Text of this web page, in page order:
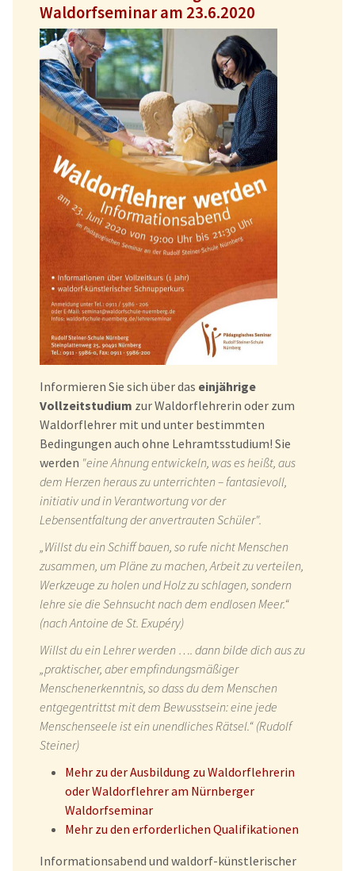
Waldorfseminar am 23.6.2020
Informieren Sie sich über das einjährige
Vollzeitstudium zur Waldorflehrerin oder zum
Waldorflehrer mit und unter bestimmten
Bedingungen auch ohne Lehramtsstudium! Sie
werden "eine Ahnung entwickeln, was es heißt, aus
dem Herzen heraus zu unterrichten – fantasievoll,
initiativ und in Verantwortung vor der
Lebensentfaltung der anvertrauten Schüler".
„Willst du ein Schiff bauen, so rufe nicht Menschen
zusammen, um Pläne zu machen, Arbeit zu verteilen,
Werkzeuge zu holen und Holz zu schlagen, sondern
lehre sie die Sehnsucht nach dem endlosen Meer.“
(nach Antoine de St. Exupéry)
Willst du ein Lehrer werden …. dann bilde dich aus zu
„praktischer, aber empfindungsmäßiger
Menschenerkenntnis, so dass du dem Menschen
entgegentrittst mit dem Bewusstsein: eine jede
Menschenseele ist ein unendliches Rätsel.“ (Rudolf
Steiner)
Mehr zu der Ausbildung zu Waldorflehrerin
oder Waldorflehrer am Nürnberger
Waldorfseminar
Mehr zu den erforderlichen Qualifikationen
Informationsabend und waldorf-künstlerischer